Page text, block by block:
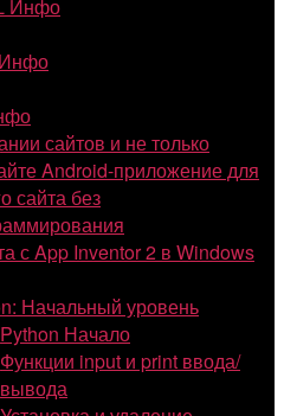
Инфо
сайтов и не только
Android-приложение для
сайта без
с App Inventor 2 в Windows
Начальный уровень
Python Начало
Функции input и print ввода/
вывода